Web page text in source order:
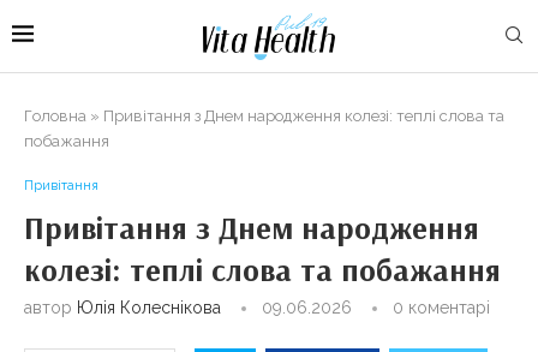
Головна » Привітання з Днем народження колезі: теплі слова та
побажання
Привітання
Привітання з Днем народження
колезі: теплі слова та побажання
автор Юлія Колеснікова 09.06.2026 0 коментарі